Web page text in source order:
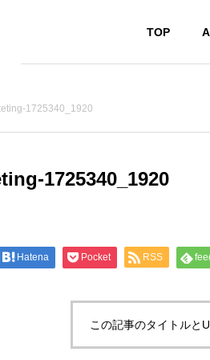
TOP
ジ作成
お店や個人
ション
1725340_1920
1725340_1920
Hatena Pocket RSS
この記事のタイトルと